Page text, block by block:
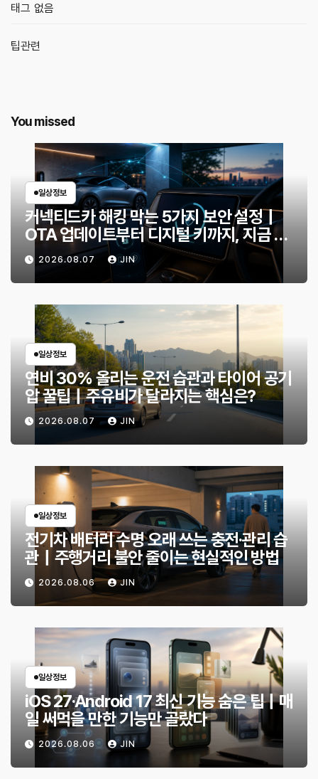
태그 없음
팁관련
You missed
일상정보
커넥티드카 해킹 막는 5가지 보안 설정｜
OTA 업데이트부터 디지털 키까지, 지금 확
인할 것은?
2026.08.07 JIN
일상정보
연비 30% 올리는 운전 습관과 타이어 공기
압 꿀팁｜주유비가 달라지는 핵심은?
2026.08.07 JIN
일상정보
전기차 배터리 수명 오래 쓰는 충전·관리 습
관｜주행거리 불안 줄이는 현실적인 방법
2026.08.06 JIN
일상정보
iOS 27·Android 17 최신 기능 숨은 팁｜매
일 써먹을 만한 기능만 골랐다
2026.08.06 JIN